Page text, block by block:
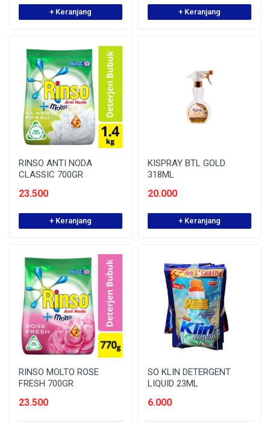
+ Keranjang + Keranjang
RINSO ANTI NODA
CLASSIC 700GR
23.500
+ Keranjang
KISPRAY BTL GOLD
318ML
20.000
+ Keranjang
RINSO MOLTO ROSE
FRESH 700GR
23.500
SO KLIN DETERGENT
LIQUID 23ML
6.000